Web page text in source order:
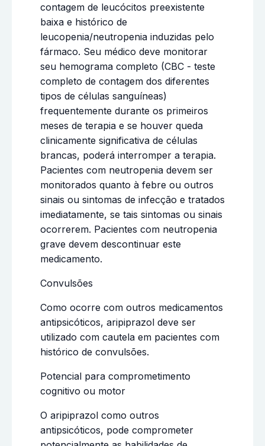
contagem de leucócitos preexistente
baixa e histórico de
leucopenia/neutropenia induzidas pelo
fármaco. Seu médico deve monitorar
seu hemograma completo (CBC - teste
completo de contagem dos diferentes
tipos de células sanguíneas)
frequentemente durante os primeiros
meses de terapia e se houver queda
clinicamente significativa de células
brancas, poderá interromper a terapia.
Pacientes com neutropenia devem ser
monitorados quanto à febre ou outros
sinais ou sintomas de infecção e tratados
imediatamente, se tais sintomas ou sinais
ocorrerem. Pacientes com neutropenia
grave devem descontinuar este
medicamento.
Convulsões
Como ocorre com outros medicamentos
antipsicóticos, aripiprazol deve ser
utilizado com cautela em pacientes com
histórico de convulsões.
Potencial para comprometimento
cognitivo ou motor
O aripiprazol como outros
antipsicóticos, pode comprometer